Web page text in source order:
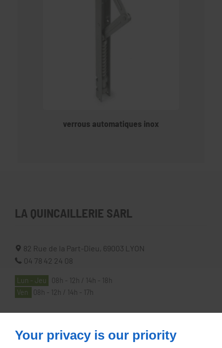
verrous automatiques inox
LA QUINCAILLERIE SARL
82 Rue de la Part-Dieu, 69003
LYON
04 78 42 24 08
Lun - Jeu
08h - 12h / 14h - 18h
Ven
08h - 12h / 14h - 17h
À PROPOS
Your privacy is our priority